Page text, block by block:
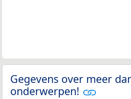
Gegevens over meer
onderwerpen!